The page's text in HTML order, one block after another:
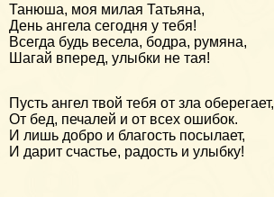
Танюша, моя милая Татьяна,
День ангела сегодня у тебя!
Всегда будь весела, бодра, румяна,
Шагай вперед, улыбки не тая!
Пусть ангел твой тебя от зла оберегает,
От бед, печалей и от всех ошибок.
И лишь добро и благость посылает,
И дарит счастье, радость и улыбку!